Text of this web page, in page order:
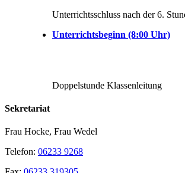
Unterrichtsschluss nach der 6.
Unterrichtsbeginn (8:00 Uhr)
Doppelstunde Klassenleitung
Sekretariat
Frau Hocke, Frau Wedel
Telefon: 06233 9268